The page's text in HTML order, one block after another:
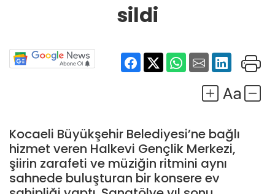
sildi
Kocaeli Büyükşehir Belediyesi’ne bağlı
hizmet veren Halkevi Gençlik Merkezi,
şiirin zarafeti ve müziğin ritmini aynı
sahnede buluşturan bir konsere ev